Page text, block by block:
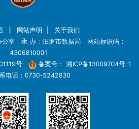
网站声明
关于我们
公室 承 办：汨罗市数据局 网站标识码：
4306810001
号
备案号： 湘ICP备13009704号-1
电话：0730-5242830